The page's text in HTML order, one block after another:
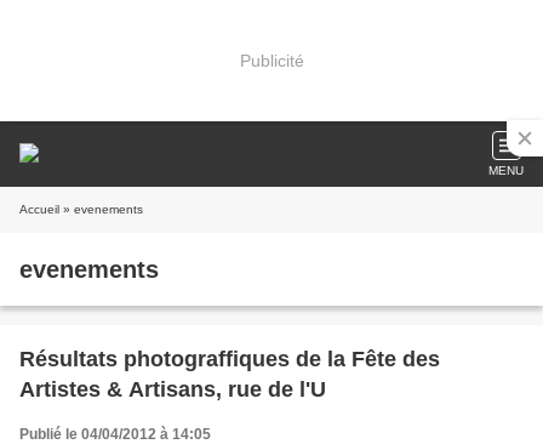
Publicité
MENU
Accueil » evenements
evenements
Résultats photograffiques de la Fête des
Artistes & Artisans, rue de l'U
Publié le 04/04/2012 à 14:05